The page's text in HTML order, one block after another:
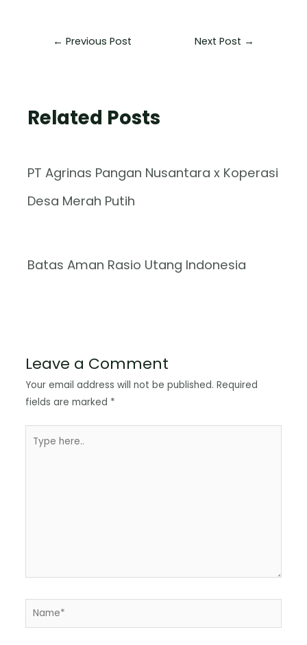
← Previous Post Next Post →
Related Posts
PT Agrinas Pangan Nusantara x Koperasi
Desa Merah Putih
Batas Aman Rasio Utang Indonesia
Leave a Comment
Your email address will not be published. Required
fields are marked *